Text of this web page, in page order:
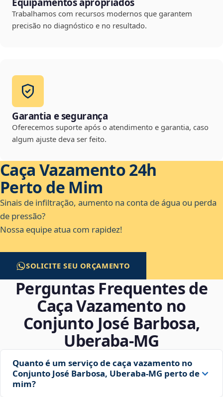
Equipamentos apropriados
Trabalhamos com recursos modernos que garantem
precisão no diagnóstico e no resultado.
Garantia e segurança
Oferecemos suporte após o atendimento e garantia, caso
algum ajuste deva ser feito.
Caça Vazamento 24h
Perto de Mim
Sinais de infiltração, aumento na conta de água ou perda
de pressão?
Nossa equipe atua com rapidez!
SOLICITE SEU ORÇAMENTO
Perguntas Frequentes de
Caça Vazamento no
Conjunto José Barbosa,
Uberaba‑MG
Quanto é um serviço de caça vazamento no
Conjunto José Barbosa, Uberaba‑MG perto de
mim?